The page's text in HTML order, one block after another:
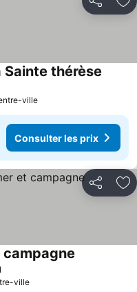
Partager
Sainte thérèse
ville
Consulter les prix
Partager
ville